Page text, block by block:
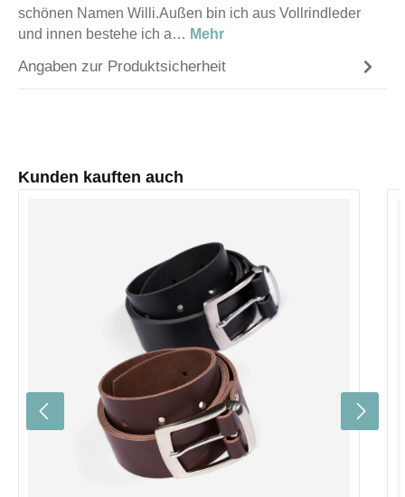
schönen Namen Willi.Außen bin ich aus Vollrindleder
und innen bestehe ich a… Mehr
Angaben zur Produktsicherheit
Produktgalerie überspringen
Kunden kauften auch